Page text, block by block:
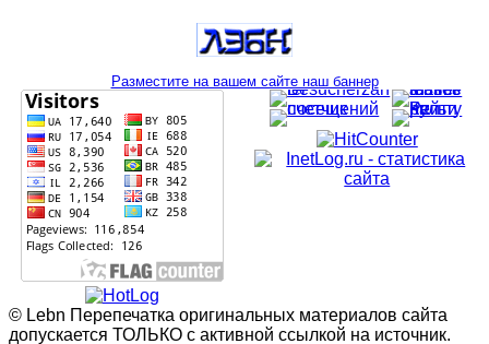
Разместите на вашем сайте наш баннер
© Lebn Перепечатка оригинальных материалов сайта
допускается ТОЛЬКО с активной ссылкой на источник.